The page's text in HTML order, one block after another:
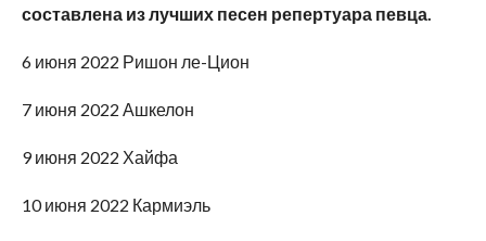
составлена из лучших песен репертуара певца.
6 июня 2022 Ришон ле-Цион
7 июня 2022 Ашкелон
9 июня 2022 Хайфа
10 июня 2022 Кармиэль